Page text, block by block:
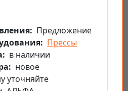
Предложение
Прессы
в наличии
новое
уточняйте